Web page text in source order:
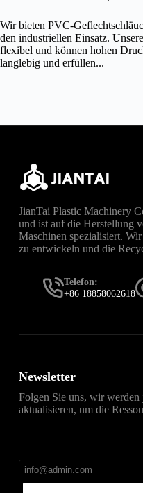
Wir bieten PVC-
den industriellen Einsatz.
flexibel und können hohen
langlebig und erfüllen...
JianTai Plastic Machinery
und ist auf die Herstellung
Maschinen spezialisiert.
zu entwickeln und die
Telefon:
+86 18858062618
Newsletter
Folgen Sie uns, wir werden
aktualisieren, um die